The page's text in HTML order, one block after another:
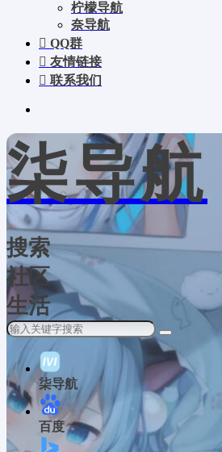
柠檬导航
奈导航
QQ群
友情链接
联系我们
柒导航
搜索
社区
生活
柒导航
百度